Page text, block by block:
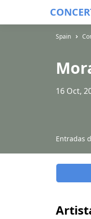
Spain
16 Oct,
Entradas